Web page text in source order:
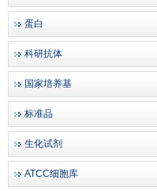
蛋白
科研抗体
国家培养基
标准品
生化试剂
ATCC细胞库